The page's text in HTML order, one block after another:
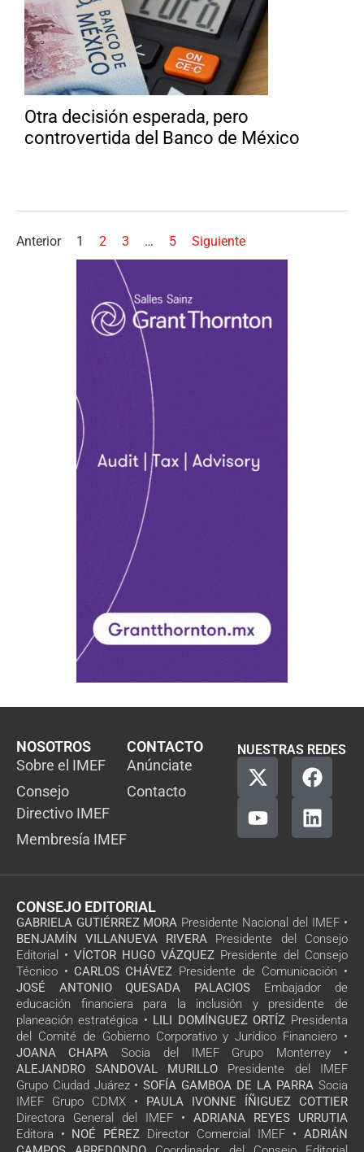
Otra decisión esperada, pero
controvertida del Banco de México
Anterior 1 2 3 … 5 Siguiente
NOSOTROS
Sobre el IMEF
Consejo
Directivo IMEF
Membresía IMEF
CONTACTO
Anúnciate
Contacto
NUESTRAS REDES
CONSEJO EDITORIAL
GABRIELA GUTIÉRREZ MORA Presidente Nacional del IMEF •
BENJAMÍN VILLANUEVA RIVERA Presidente del Consejo
Editorial • VÍCTOR HUGO VÁZQUEZ Presidente del Consejo
Técnico • CARLOS CHÁVEZ Presidente de Comunicación •
JOSÉ ANTONIO QUESADA PALACIOS Embajador de
educación financiera para la inclusión y presidente de
planeación estratégica • LILI DOMÍNGUEZ ORTÍZ Presidenta
del Comité de Gobierno Corporativo y Jurídico Financiero •
JOANA CHAPA Socia del IMEF Grupo Monterrey •
ALEJANDRO SANDOVAL MURILLO Presidente del IMEF
Grupo Ciudad Juárez • SOFÍA GAMBOA DE LA PARRA Socia
IMEF Grupo CDMX • PAULA IVONNE ÍÑIGUEZ COTTIER
Directora General del IMEF • ADRIANA REYES URRUTIA
Editora • NOÉ PÉREZ Director Comercial IMEF • ADRIÁN